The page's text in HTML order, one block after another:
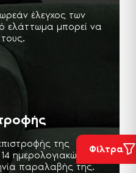
Φίλτρα
έλεγχος των
ελάττωμα μπορεί να
της
ημερολογιακών
παραλαβής της.